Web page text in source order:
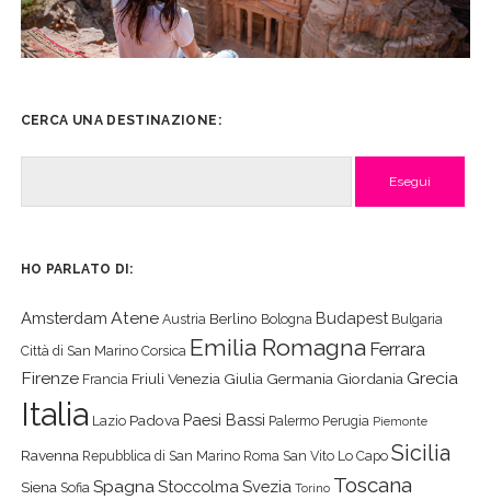
CERCA UNA DESTINAZIONE:
HO PARLATO DI:
Amsterdam Atene Austria Berlino Bologna Budapest Bulgaria
Città di San Marino Corsica Emilia Romagna Ferrara
Firenze Francia Friuli Venezia Giulia Germania Giordania Grecia
Italia Lazio Padova Paesi Bassi Palermo Perugia Piemonte
Ravenna Repubblica di San Marino Roma San Vito Lo Capo Sicilia
Siena Sofia SpagnaStoccolma Svezia Torino Toscana